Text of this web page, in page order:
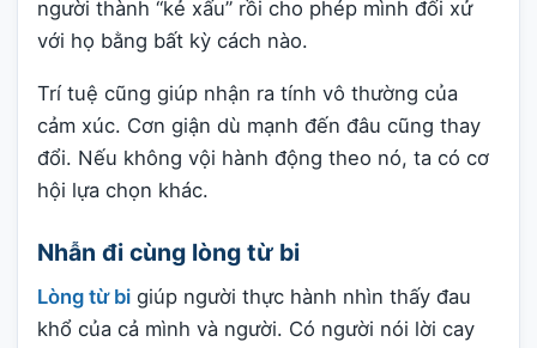
người thành “kẻ xấu” rồi cho phép mình đối xử
với họ bằng bất kỳ cách nào.
Trí tuệ cũng giúp nhận ra tính vô thường của
cảm xúc. Cơn giận dù mạnh đến đâu cũng thay
đổi. Nếu không vội hành động theo nó, ta có cơ
hội lựa chọn khác.
Nhẫn đi cùng lòng từ bi
Lòng từ bi giúp người thực hành nhìn thấy đau
khổ của cả mình và người. Có người nói lời cay